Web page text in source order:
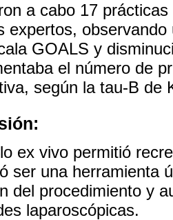
a cabo 17
expertos,
GOALS y
el número de
según la tau-B de
ex vivo permitió
ser una herramienta
del procedimiento y
laparoscópicas.